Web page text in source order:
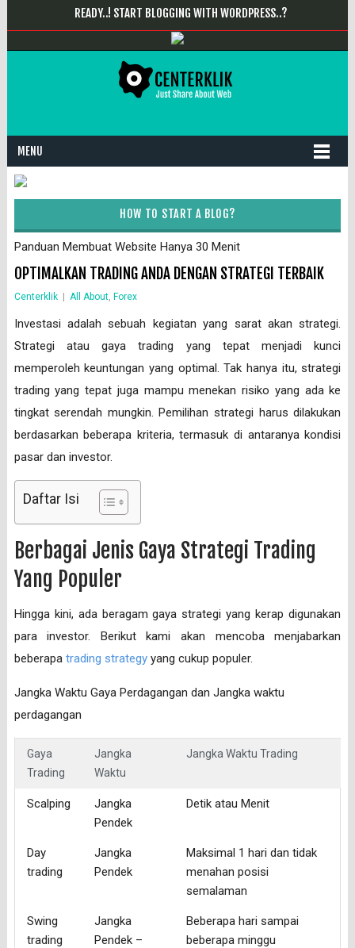
READY..! START BLOGGING WITH WORDPRESS..?
MENU
HOW TO START A BLOG?
Panduan Membuat Website Hanya 30 Menit
OPTIMALKAN TRADING ANDA DENGAN STRATEGI TERBAIK
Centerklik All About, Forex
Investasi adalah sebuah kegiatan yang sarat akan strategi.
Strategi atau gaya trading yang tepat menjadi kunci
memperoleh keuntungan yang optimal. Tak hanya itu, strategi
trading yang tepat juga mampu menekan risiko yang ada ke
tingkat serendah mungkin. Pemilihan strategi harus dilakukan
berdasarkan beberapa kriteria, termasuk di antaranya kondisi
pasar dan investor.
Daftar Isi
Berbagai Jenis Gaya Strategi Trading
Yang Populer
Hingga kini, ada beragam gaya strategi yang kerap digunakan
para investor. Berikut kami akan mencoba menjabarkan
beberapa trading strategyyang cukup populer.
Jangka Waktu Gaya Perdagangan dan Jangka waktu
perdagangan
Gaya
Trading
Jangka
Waktu
Jangka Waktu Trading
Scalping
Jangka
Pendek
Detik atau Menit
Day
trading
Jangka
Pendek
Maksimal 1 hari dan tidak
menahan posisi
semalaman
Swing
trading
Jangka
Pendek –
Beberapa hari sampai
beberapa minggu